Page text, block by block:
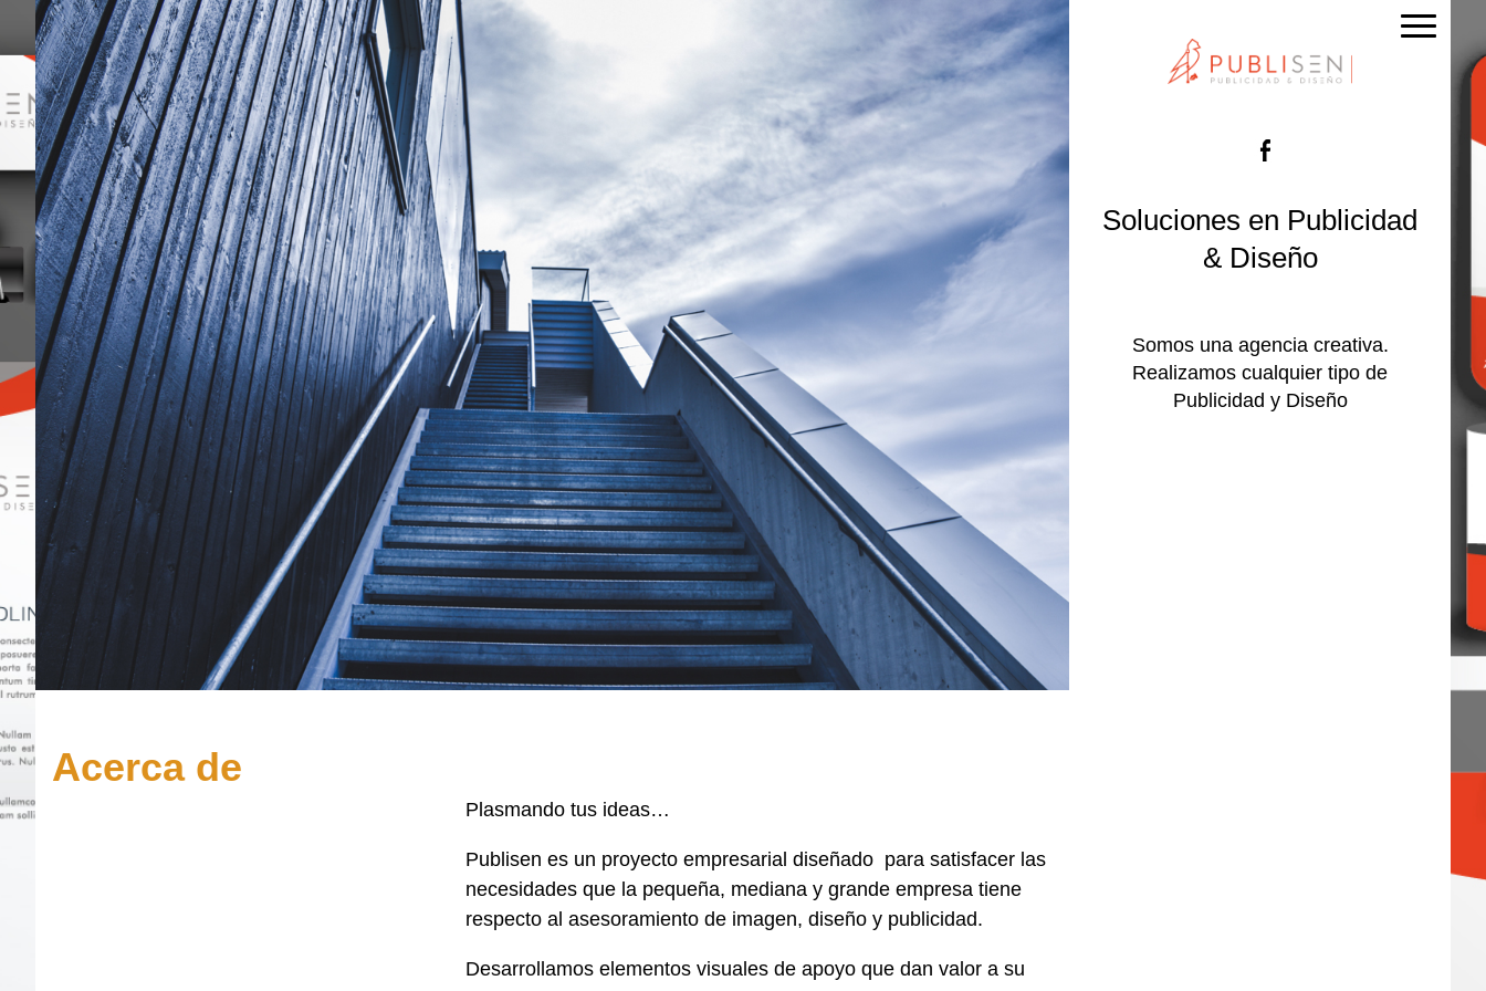
Soluciones en Publicidad
& Diseño
Somos una agencia creativa.
Realizamos cualquier tipo de
Publicidad y Diseño
Acerca de
Plasmando tus ideas…
Publisen es un proyecto empresarial diseñado para satisfacer las
necesidades que la pequeña, mediana y grande empresa tiene
respecto al asesoramiento de imagen, diseño y publicidad.
Desarrollamos elementos visuales de apoyo que dan valor a su